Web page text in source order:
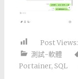
Post Views:
測試-軟體
Portainer, SQL